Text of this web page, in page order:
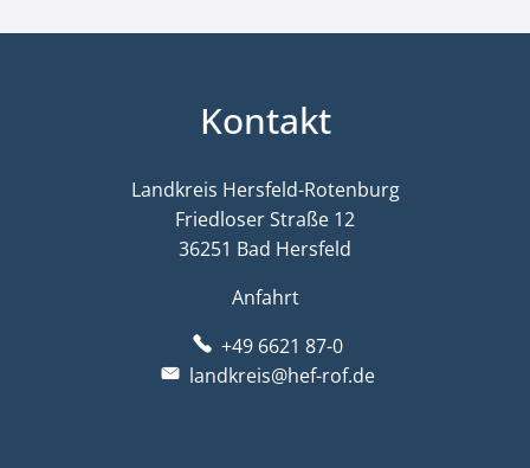
Kontakt
Landkreis Hersfeld-Rotenburg
Friedloser Straße 12
36251 Bad Hersfeld
Anfahrt
+49 6621 87-0
landkreis@hef-rof.de